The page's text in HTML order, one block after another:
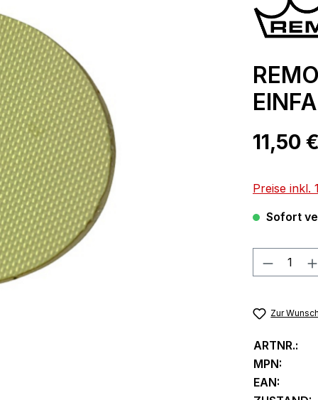
Regulärer
11,50
Preise inkl.
Sofort
Zur
ARTNR.:
MPN:
EAN: